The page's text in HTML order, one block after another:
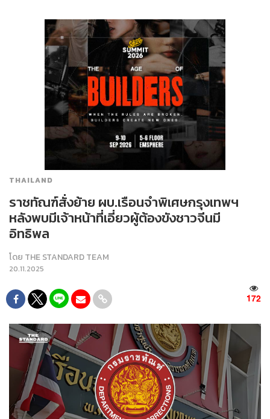
THAILAND
ราชทัณฑ์สั่งย้าย ผบ.เรือนจำพิเศษกรุงเทพฯ
หลังพบมีเจ้าหน้าที่เอี่ยวผู้ต้องขังชาวจีนมี
อิทธิพล
โดย THE STANDARD TEAM
20.11.2025
172